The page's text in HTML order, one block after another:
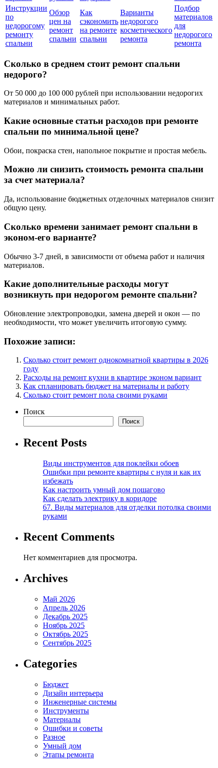
Инструкции
по
недорогому
ремонту
спальни
Обзор
цен на
ремонт
спальни
Как
сэкономить
на ремонте
спальни
Варианты
недорогого
косметического
ремонта
Подбор
материалов
для
недорогого
ремонта
Сколько в среднем стоит ремонт спальни
недорого?
От 50 000 до 100 000 рублей при использовании недорогих
материалов и минимальных работ.
Какие основные статьи расходов при ремонте
спальни по минимальной цене?
Обои, покраска стен, напольное покрытие и простая мебель.
Можно ли снизить стоимость ремонта спальни
за счет материала?
Да, использование бюджетных отделочных материалов снизит
общую цену.
Сколько времени занимает ремонт спальни в
эконом-его варианте?
Обычно 3-7 дней, в зависимости от объема работ и наличия
материалов.
Какие дополнительные расходы могут
возникнуть при недорогом ремонте спальни?
Обновление электропроводки, замена дверей и окон — по
необходимости, что может увеличить итоговую сумму.
Похожие записи:
Сколько стоит ремонт однокомнатной квартиры в 2026
году
Расходы на ремонт кухни в квартире эконом вариант
Как спланировать бюджет на материалы и работу
Сколько стоит ремонт пола своими руками
Поиск
Поиск
Recent Posts
Виды инструментов для поклейки обоев
Ошибки при ремонте квартиры с нуля и как их
избежать
Как настроить умный дом пошагово
Как сделать электрику в коридоре
67. Виды материалов для отделки потолка своими
руками
Recent Comments
Нет комментариев для просмотра.
Archives
Май 2026
Апрель 2026
Декабрь 2025
Ноябрь 2025
Октябрь 2025
Сентябрь 2025
Categories
Бюджет
Дизайн интерьера
Инженерные системы
Инструменты
Материалы
Ошибки и советы
Разное
Умный дом
Этапы ремонта